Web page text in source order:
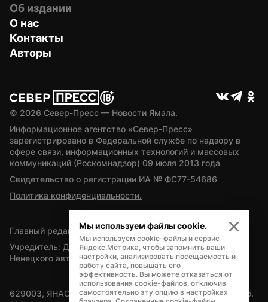
Об издании
О нас
Контакты
Авторы
© 2026 Север-Пресс — Новости Ямала.
Информационное агентство «Север-Пресс»
зарегистрировано в Федеральной службе по надзору в
сфере связи, информационных технологий и массовых
коммуникаций (Роскомнадзор) 09 июля 2013 года
Свидетельство о регистрации ИА № ФС77-54686
Политика конфиденциальности.
Главный редактор — А.Л. Поздеев
Учредитель: Департамент внутренней политики Ямало-
Ненецкого автономного округа
629003, ЯНАО, Салехард, мкр. Богдана Кнунянца, д.1, каб.
Мы используем файлы cookie.
Мы используем cookie-файлы и сервис
Яндекс.Метрика, чтобы запомнить ваши
настройки, анализировать посещаемость и
работу сайта, повышать его
эффективность. Вы можете отказаться от
использования cookie-файлов, отключив
самостоятельно эту опцию в настройках